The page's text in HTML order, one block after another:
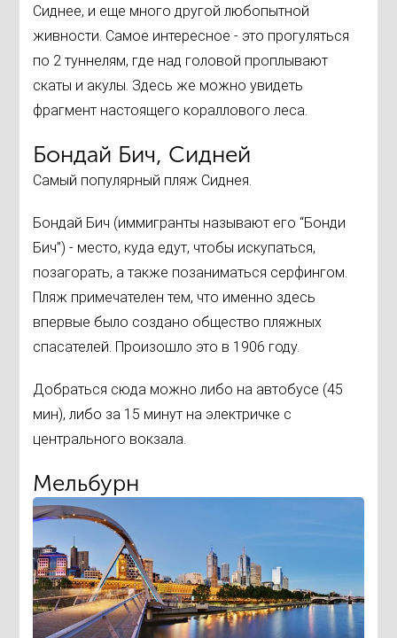
Сиднее, и еще много другой любопытной
живности. Самое интересное - это прогуляться
по 2 туннелям, где над головой проплывают
скаты и акулы. Здесь же можно увидеть
фрагмент настоящего кораллового леса.
Бондай Бич, Сидней
Самый популярный пляж Сиднея.
Бондай Бич (иммигранты называют его “Бонди
Бич”) - место, куда едут, чтобы искупаться,
позагорать, а также позаниматься серфингом.
Пляж примечателен тем, что именно здесь
впервые было создано общество пляжных
спасателей. Произошло это в 1906 году.
Добраться сюда можно либо на автобусе (45
мин), либо за 15 минут на электричке с
центрального вокзала.
Мельбурн